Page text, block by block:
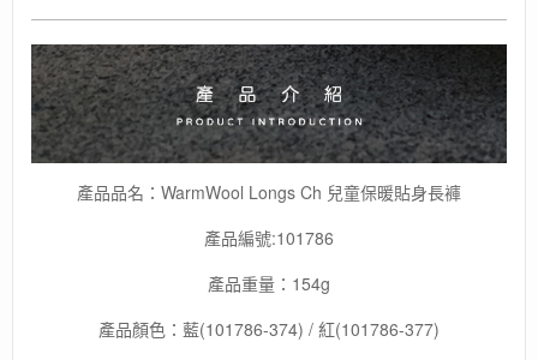
/
刷
毛
保
暖
/
美
產品品名：WarmWool Longs Ch 兒童保暖貼身長褲
產品編號:101786
產品重量：154g
產品顏色：藍(101786-374) / 紅(101786-377)